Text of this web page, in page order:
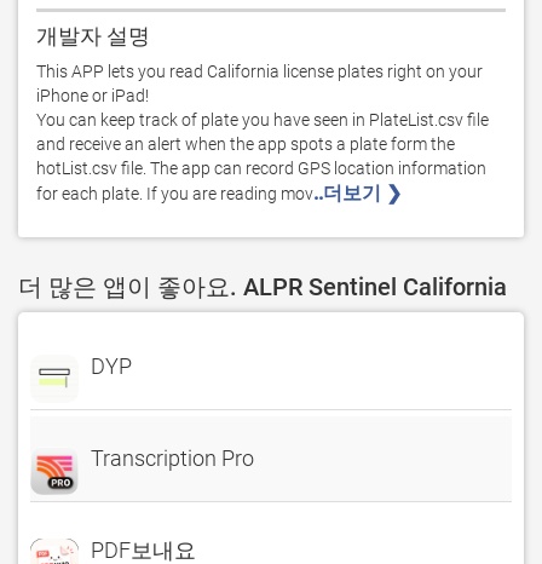
개발자 설명
This APP lets you read California license plates right on your
iPhone or iPad!
You can keep track of plate you have seen in PlateList.csv file
and receive an alert when the app spots a plate form the
hotList.csv file. The app can record GPS location information
for each plate. If you are reading mov..더보기 ❯
더 많은 앱이 좋아요. ALPR Sentinel California
DYP
Transcription Pro
PDF보내요